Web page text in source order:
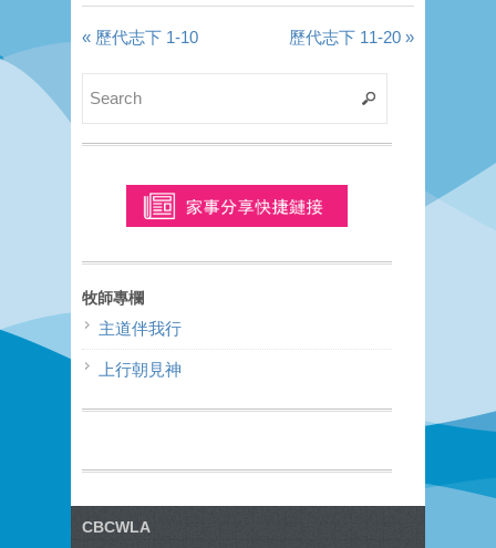
« 歷代志下 1-10 歷代志下 11-20 »
牧師專欄
主道伴我行
上行朝見神
CBCWLA